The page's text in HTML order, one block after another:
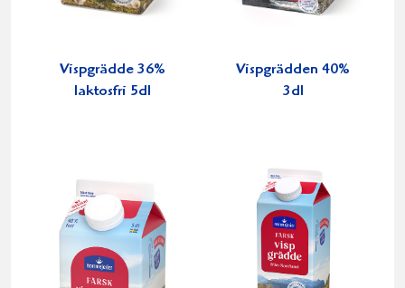
Vispgrädde 36%
laktosfri 5dl
Vispgrädden 40%
3dl